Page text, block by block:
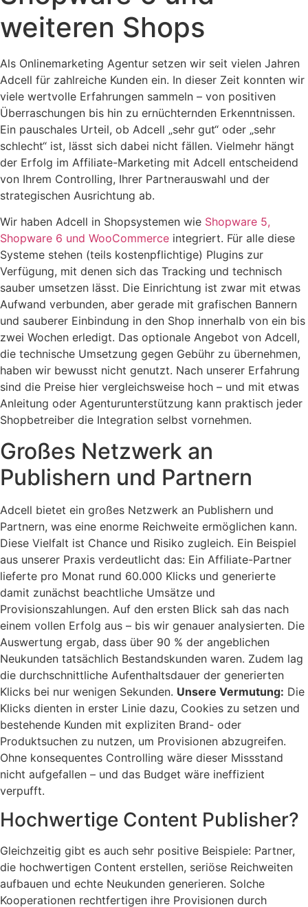
weiteren Shops
Als Onlinemarketing Agentur setzen wir seit vielen Jahren
Adcell für zahlreiche Kunden ein. In dieser Zeit konnten wir
viele wertvolle Erfahrungen sammeln – von positiven
Überraschungen bis hin zu ernüchternden Erkenntnissen.
Ein pauschales Urteil, ob Adcell „sehr gut“ oder „sehr
schlecht“ ist, lässt sich dabei nicht fällen. Vielmehr hängt
der Erfolg im Affiliate-Marketing mit Adcell entscheidend
von Ihrem Controlling, Ihrer Partnerauswahl und der
strategischen Ausrichtung ab.
Wir haben Adcell in Shopsystemen wie Shopware 5,
Shopware 6 und WooCommerce integriert. Für alle diese
Systeme stehen (teils kostenpflichtige) Plugins zur
Verfügung, mit denen sich das Tracking und technisch
sauber umsetzen lässt. Die Einrichtung ist zwar mit etwas
Aufwand verbunden, aber gerade mit grafischen Bannern
und sauberer Einbindung in den Shop innerhalb von ein bis
zwei Wochen erledigt. Das optionale Angebot von Adcell,
die technische Umsetzung gegen Gebühr zu übernehmen,
haben wir bewusst nicht genutzt. Nach unserer Erfahrung
sind die Preise hier vergleichsweise hoch – und mit etwas
Anleitung oder Agenturunterstützung kann praktisch jeder
Shopbetreiber die Integration selbst vornehmen.
Großes Netzwerk an
Publishern und Partnern
Adcell bietet ein großes Netzwerk an Publishern und
Partnern, was eine enorme Reichweite ermöglichen kann.
Diese Vielfalt ist Chance und Risiko zugleich. Ein Beispiel
aus unserer Praxis verdeutlicht das: Ein Affiliate-Partner
lieferte pro Monat rund 60.000 Klicks und generierte
damit zunächst beachtliche Umsätze und
Provisionszahlungen. Auf den ersten Blick sah das nach
einem vollen Erfolg aus – bis wir genauer analysierten. Die
Auswertung ergab, dass über 90 % der angeblichen
Neukunden tatsächlich Bestandskunden waren. Zudem lag
die durchschnittliche Aufenthaltsdauer der generierten
Klicks bei nur wenigen Sekunden. Unsere Vermutung: Die
Klicks dienten in erster Linie dazu, Cookies zu setzen und
bestehende Kunden mit expliziten Brand- oder
Produktsuchen zu nutzen, um Provisionen abzugreifen.
Ohne konsequentes Controlling wäre dieser Missstand
nicht aufgefallen – und das Budget wäre ineffizient
verpufft.
Hochwertige Content Publisher?
Gleichzeitig gibt es auch sehr positive Beispiele: Partner,
die hochwertigen Content erstellen, seriöse Reichweiten
aufbauen und echte Neukunden generieren. Solche
Kooperationen rechtfertigen ihre Provisionen durch